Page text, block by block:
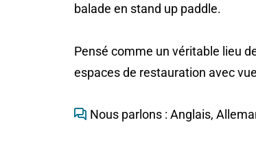
balade en stand up paddle.
Pensé comme un véritable lieu
espaces de restauration avec
Nous parlons : Anglais,